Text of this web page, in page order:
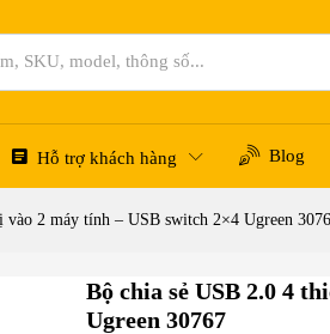
Hỗ trợ khách hàng Blog
vào 2 máy tính – USB switch 2×4 Ugreen
Bộ chia sẻ USB 2.0 4
Ugreen 30767